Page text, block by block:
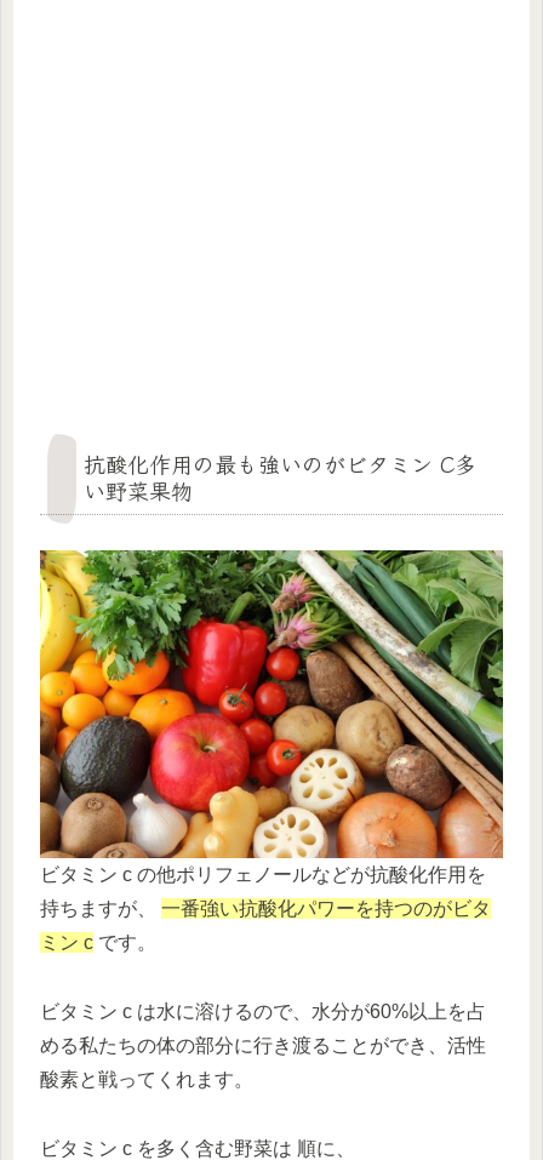
抗酸化作用の最も強いのがビタミン C多
い野菜果物
ビタミン c の他ポリフェノールなどが抗酸化作用を
持ちますが、 一番強い抗酸化パワーを持つのがビタ
ミン c です。
ビタミン c は水に溶けるので、水分が60%以上を占
める私たちの体の部分に行き渡ることができ、活性
酸素と戦ってくれます。
ビタミン c を多く含む野菜は 順に、